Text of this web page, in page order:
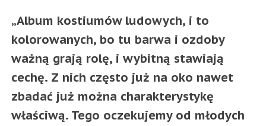
„Album kostiumów ludowych, i to
kolorowanych, bo tu barwa i ozdoby
ważną grają rolę, i wybitną stawiają
cechę. Z nich często już na oko nawet
zbadać już można charakterystykę
właściwą. Tego oczekujemy od młodych